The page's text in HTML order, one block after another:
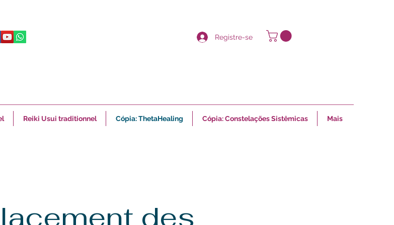
Registre-se
Reiki Usui traditionnel Cópia: ThetaHealing Cópia: Constelações Sistêmicas Mais
des